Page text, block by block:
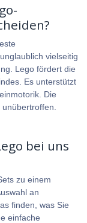
vielseitig
Lego fördert die
Es unterstützt
Die
bei uns
zu einem
an
finden, was Sie
einfache